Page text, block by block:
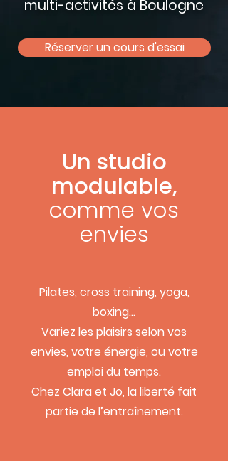
multi-activités à Boulogne
Réserver un cours d'essai
Un studio
modulable,
comme vos
envies
Pilates, cross training, yoga,
boxing...
Variez les plaisirs selon vos
envies, votre énergie, ou votre
emploi du temps.
Chez Clara et Jo, la liberté fait
partie de l’entraînement.